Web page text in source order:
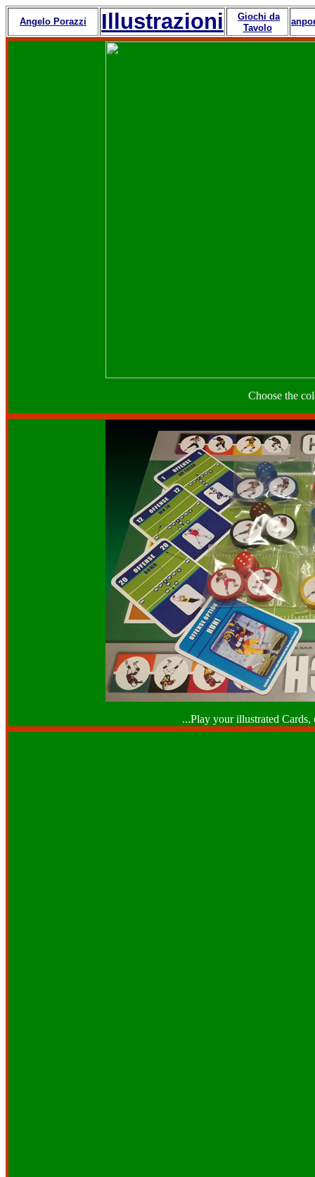
Angelo Porazzi Illustrazioni
Giochi da
Tavolo
Choose the
...Play your illustrated